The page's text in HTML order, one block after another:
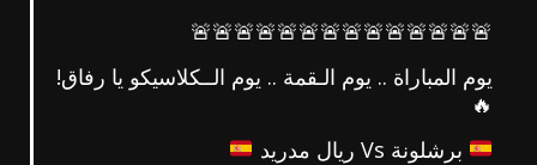
🚨🚨🚨🚨🚨🚨🚨🚨🚨🚨🚨🚨🚨🚨
يوم المباراة .. يوم الـقمة .. يوم الــكلاسيكو يا رفاق!
🔥
برشلونة Vs ريال مدريد